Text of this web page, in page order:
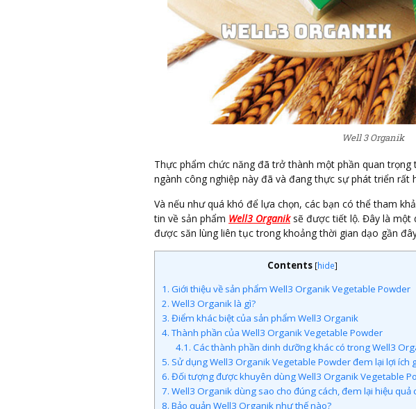
Well 3 Organik
Thực phẩm chức năng đã trở thành một phần quan
ngành công nghiệp này đã và đang thực sự phát triển rất
Và nếu như quá khó để lựa chọn, các bạn có thể tham
tin về sản phẩm Well3 Organiksẽ được tiết lộ. Đây là một
được săn lùng liên tục trong khoảng thời gian dạo gần
Contents [hide]
1. Giới thiệu về sản phẩm Well3 Organik Vegetable Powder
2. Well3 Organik là gì?
3. Điểm khác biệt của sản phẩm Well3 Organik
4.Thành phần của Well3 Organik Vegetable Powder
4.1. Các thành phần dinh dưỡng khác có trong Well3
5. Sử dụng Well3 Organik Vegetable Powder đem lại lợi ích
6. Đối tượng được khuyên dùng Well3 Organik Vegetable
7. Well3 Organik dùng sao cho đúng cách, đem lại hiệu quả
8. Bảo quản Well3 Organik như thế nào?